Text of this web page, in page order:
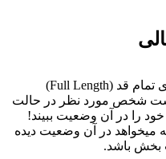
شخص مورد نظر در حالت
را در آن وضعیت ببیند!
میخواهد در آن وضعیت دیده
بخش باشد.